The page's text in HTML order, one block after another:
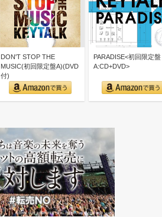
DON'T STOP THE
MUSIC(初回限定盤A)(DVD
付)
PARADISE<初回限定盤
A:CD+DVD>